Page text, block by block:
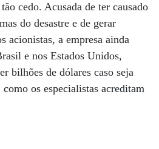
cedo. Acusada de ter causado
do desastre e de gerar
acionistas, a empresa ainda
e nos Estados Unidos,
bilhões de dólares caso seja
os especialistas acreditam